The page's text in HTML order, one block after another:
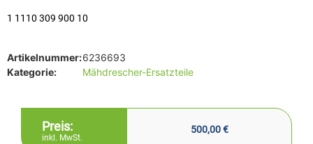
1 1110 309 900 10
Artikelnummer:6236693
Kategorie:
Mähdrescher-Ersatzteile
Preis:
inkl. MwSt.
500,00€